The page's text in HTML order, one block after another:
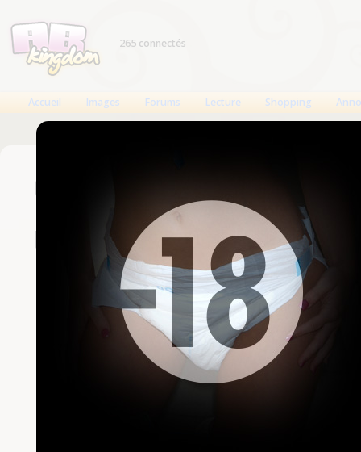
265 connectés
Accueil Images Forums Lecture Shopping
Connexion
Un compte est
Nom d'utilisateur
Mot de passe